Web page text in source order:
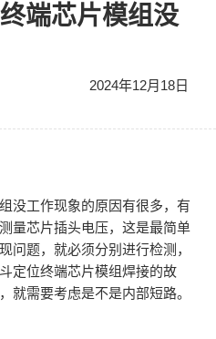
端芯片模组没
2024年12月18日
没工作现象的原因有很多，有
量芯片插头电压，这是最简单
问题，就必须分别进行检测，
定位终端芯片模组焊接的故
就需要考虑是不是内部短路。